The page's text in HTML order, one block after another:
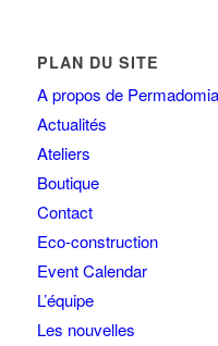
PLAN DU SITE
A propos de Permadomia
Actualités
Ateliers
Boutique
Contact
Eco-construction
Event Calendar
L’équipe
Les nouvelles